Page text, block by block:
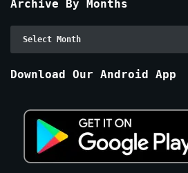
Archive By Months
Download Our Android App